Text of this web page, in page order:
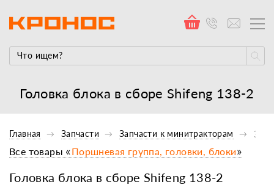
Головка блока в сборе Shifeng 138-2
Главная Запчасти Запчасти к минитракторам
Головка блока в сборе Shifeng 138-2
Все товары «Поршневая группа, головки, блоки»